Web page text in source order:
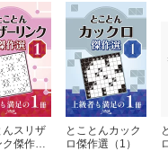
んスリザ
傑作選
とことんカック
ロ傑作選（1）